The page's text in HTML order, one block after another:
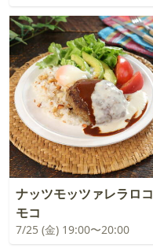
ナッツモッツァレラロコ
モコ
7/25 (金) 19:00〜20:00